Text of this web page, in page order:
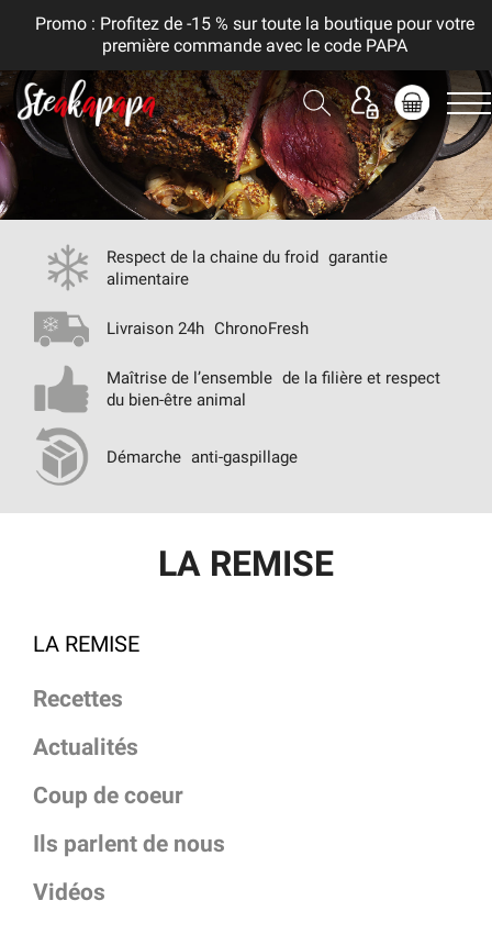
Promo : Profitez de -15 % sur toute la boutique pour votre
première commande avec le code PAPA
Respect de la chaine du froid garantie
alimentaire
Livraison 24h ChronoFresh
Maîtrise de l’ensemble de la filière et respect
du bien-être animal
Démarche anti-gaspillage
LA REMISE
LA REMISE
Recettes
Actualités
Coup de coeur
Ils parlent de nous
Vidéos